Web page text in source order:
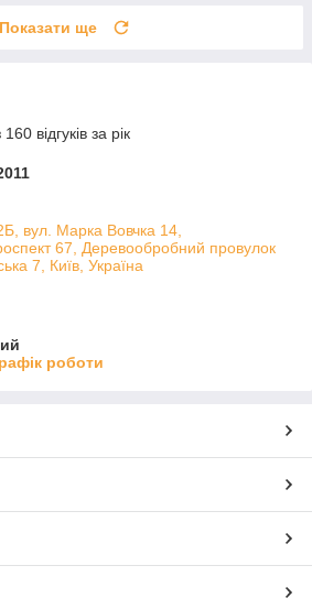
Показати ще
відгуків за рік
вул. Марка Вовчка 14,
67, Деревообробний провулок
7, Київ, Україна
роботи